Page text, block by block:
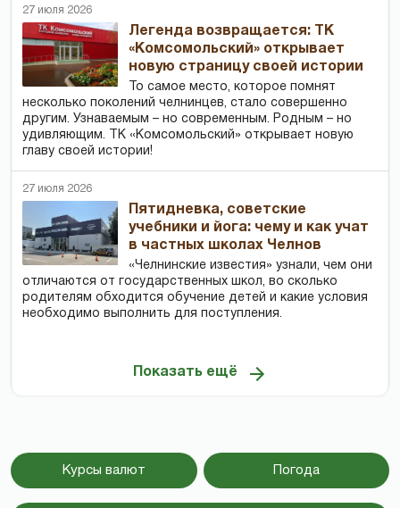
27 июля 2026
Легенда возвращается: ТК
«Комсомольский» открывает
новую страницу своей истории
То самое место, которое помнят
несколько поколений челнинцев, стало совершенно
другим. Узнаваемым – но современным. Родным – но
удивляющим. ТК «Комсомольский» открывает новую
главу своей истории!
27 июля 2026
Пятидневка, советские
учебники и йога: чему и как учат
в частных школах Челнов
«Челнинские известия» узнали, чем они
отличаются от государственных школ, во сколько
родителям обходится обучение детей и какие условия
необходимо выполнить для поступления.
Показать ещё
Курсы валют Погода